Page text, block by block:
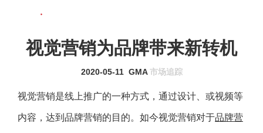
视觉营销为品牌带来新转机
2020-05-11 GMA 市场追踪
视觉营销是线上推广的一种方式，通过设计、或视频等
内容，达到品牌营销的目的。如今视觉营销对于品牌营